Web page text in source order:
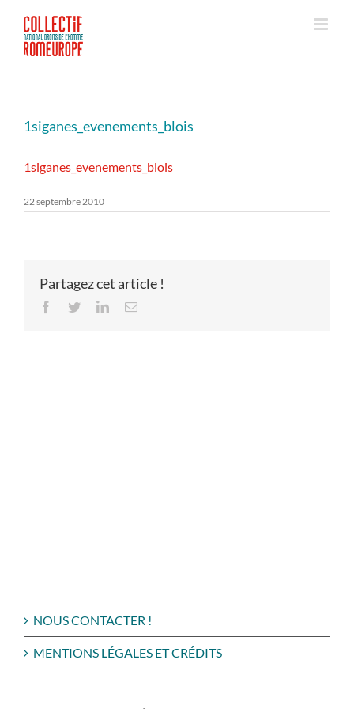
contenu
1siganes_evenements_blois
1siganes_evenements_blois
22 septembre 2010
Partagez cet article !
Facebook
TwitterLinkedInEmail
NOUS CONTACTER !
MENTIONS LÉGALES ET CRÉDITS